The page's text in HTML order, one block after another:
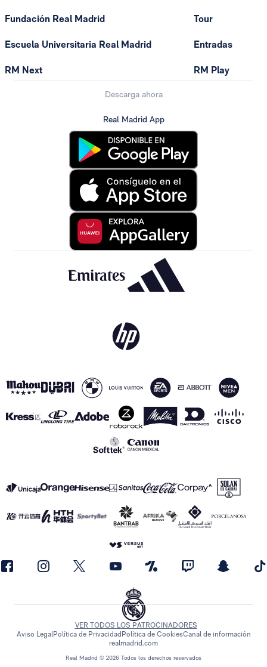
Fundación Real Madrid
Escuela Universitaria Real Madrid
RM Next
Tour
Entradas
RM Play
Descarga ahora
Real Madrid App
Real Madrid © 2026 Todos los derechos reservados
VER TODOS LOS PATROCINADORES
Aviso LegalPolítica de Privacidad Política de CookiesCanal de información
realmadrid.com